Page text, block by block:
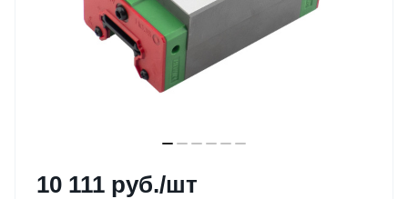
10 111 руб./шт